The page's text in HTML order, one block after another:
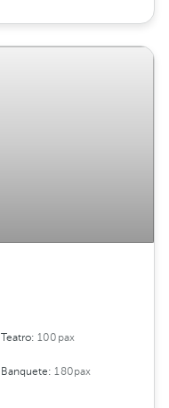
Teatro:100pax
Banquete:180pax